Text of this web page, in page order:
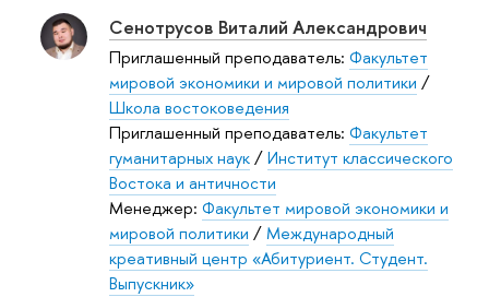
Сенотрусов Виталий Александрович
Приглашенный преподаватель: Факультет
мировой экономики и мировой политики /
Школа востоковедения
Приглашенный преподаватель: Факультет
гуманитарных наук/Институт классического
Востока и античности
Менеджер: Факультет мировой экономики и
мировой политики /Международный
креативный центр «Абитуриент. Студент.
Выпускник»